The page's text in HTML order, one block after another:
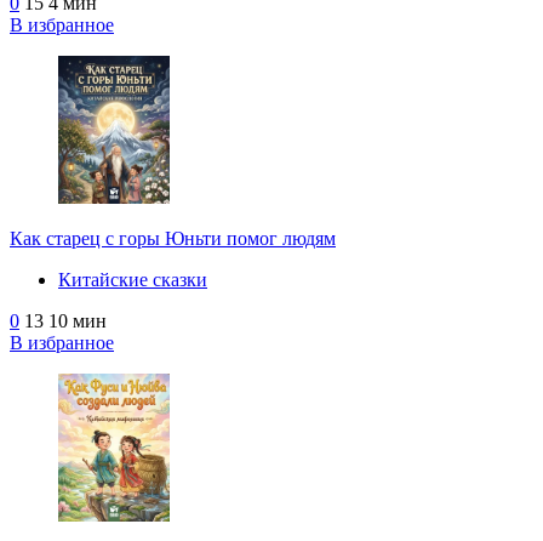
В избранное
Как старец с горы Юньти помог людям
Китайские сказки
0 13 10 мин
В избранное